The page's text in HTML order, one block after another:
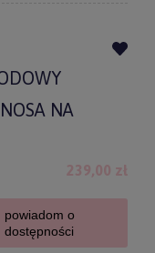
NA
239,00 zł
powiadom o
dostępności